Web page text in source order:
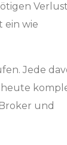
ein wie
Jede
und